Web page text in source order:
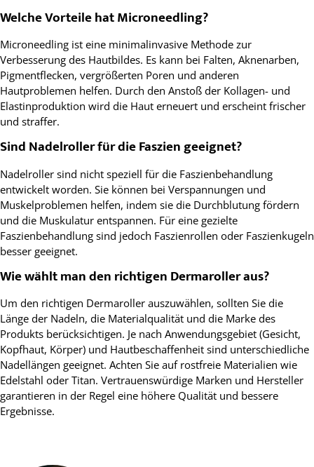
Welche Vorteile hat Microneedling?
Microneedling ist eine minimalinvasive Methode zur
Verbesserung des Hautbildes. Es kann bei Falten, Aknenarben,
Pigmentflecken, vergrößerten Poren und anderen
Hautproblemen helfen. Durch den Anstoß der Kollagen- und
Elastinproduktion wird die Haut erneuert und erscheint frischer
und straffer.
Sind Nadelroller für die Faszien geeignet?
Nadelroller sind nicht speziell für die Faszienbehandlung
entwickelt worden. Sie können bei Verspannungen und
Muskelproblemen helfen, indem sie die Durchblutung fördern
und die Muskulatur entspannen. Für eine gezielte
Faszienbehandlung sind jedoch Faszienrollen oder Faszienkugeln
besser geeignet.
Wie wählt man den richtigen Dermaroller aus?
Um den richtigen Dermaroller auszuwählen, sollten Sie die
Länge der Nadeln, die Materialqualität und die Marke des
Produkts berücksichtigen. Je nach Anwendungsgebiet (Gesicht,
Kopfhaut, Körper) und Hautbeschaffenheit sind unterschiedliche
Nadellängen geeignet. Achten Sie auf rostfreie Materialien wie
Edelstahl oder Titan. Vertrauenswürdige Marken und Hersteller
garantieren in der Regel eine höhere Qualität und bessere
Ergebnisse.